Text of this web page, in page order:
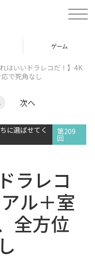
t
o
v
ゲーム
れはいいドラレコだ！】4K
で死角なし
次へ
に選ばせてく
第209
回
ラレコ
ル＋室
全方位